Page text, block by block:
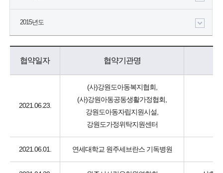
2015년도
협약일자 협약기관명
2021.06.23.
(사)강원도아동복지협회,
(사)강원아동공동생활가정협회,
강원도아동자립지원시설,
강원도가정위탁지원센터
2021.06.01. 연세대학교 원주세브란스 기독병원